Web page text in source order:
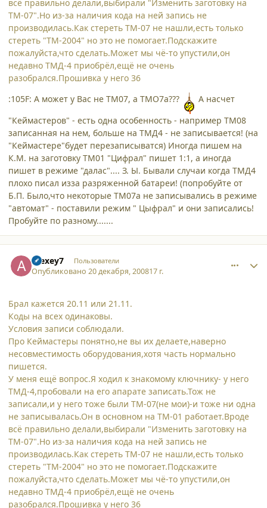
всё правильно делали,выбирали "Изменить заготовку на
ТМ-07".Но из-за наличия кода на ней запись не
производилась.Как стереть ТМ-07 не нашли,есть только
стереть "ТМ-2004" но это не помогает.Подскажите
пожалуйста,что сделать.Может мы чё-то упустили,он
недавно ТМД-4 приобрёл,ещё не очень
разобрался.Прошивка у него 36
:105F: А может у Вас не ТМ07, а ТМО7а???
А насчет
"Кеймастеров" - есть одна особенность - например ТМ08
записанная на нем, больше на ТМД4 - не записывается! (на
"Кеймастере"будет перезаписыватся) Иногда пишем на
К.М. на заготовку ТМ01 "Цифрал" пишет 1:1, а иногда
пишет в режиме "далас".... З. Ы. Бывали случаи когда ТМД4
плохо писал изза разряженной батареи! (попробуйте от
Б.П. Было,что некоторые ТМ07а не записывались в режиме
"автомат" - поставили режим " Цыфрал" и они записались!
Пробуйте по разному.......
Alexey7 Пользователи
Опубликовано20 декабря, 200817 г.
Брал кажется 20.11 или 21.11.
Коды на всех одинаковы.
Условия записи соблюдали.
Про Кеймастеры понятно,не вы их делаете,наверно
несовместимость оборудования,хотя часть нормально
пишется.
У меня ещё вопрос.Я ходил к знакомому ключнику- у него
ТМД-4,пробовали на его апарате записать.Тож не
записали,и у него тоже были ТМ-07(не мои)-и тоже ни одна
не записывалась.Он в основном на ТМ-01 работает.Вроде
всё правильно делали,выбирали "Изменить заготовку на
ТМ-07".Но из-за наличия кода на ней запись не
производилась.Как стереть ТМ-07 не нашли,есть только
стереть "ТМ-2004" но это не помогает.Подскажите
пожалуйста,что сделать.Может мы чё-то упустили,он
недавно ТМД-4 приобрёл,ещё не очень
разобрался.Прошивка у него 36